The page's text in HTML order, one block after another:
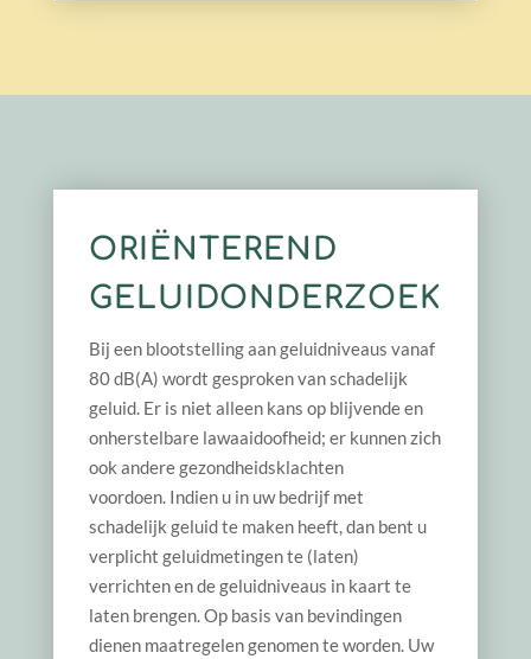
ORIËNTEREND
GELUIDONDERZOEK
Bij een blootstelling aan geluidniveaus vanaf
80 dB(A) wordt gesproken van schadelijk
geluid. Er is niet alleen kans op blijvende en
onherstelbare lawaaidoofheid; er kunnen zich
ook andere gezondheidsklachten
voordoen. Indien u in uw bedrijf met
schadelijk geluid te maken heeft, dan bent u
verplicht geluidmetingen te (laten)
verrichten en de geluidniveaus in kaart te
laten brengen. Op basis van bevindingen
dienen maatregelen genomen te worden. Uw